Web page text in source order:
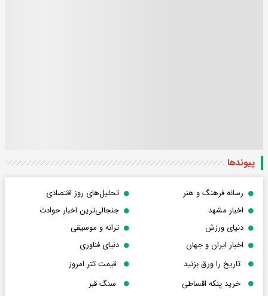
پیوندها
رسانه فرهنگ و هنر
تحلیل‌های روز اقتصادی
اخبار مشهد
جنجالی‌ترین اخبار حوادث
دنیای ورزش
ترانه و موسیقی
اخبار ایران و جهان
دنیای فناوری
تاریخ را ورق بزنید
قیمت تتر امروز
خرید پنکه اقساطی
سنگ قبر